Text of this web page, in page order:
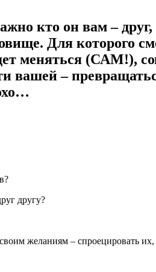
кто он вам –
Для которого
меняться (САМ!),
вашей –
другу?
желаниям – спроецировать